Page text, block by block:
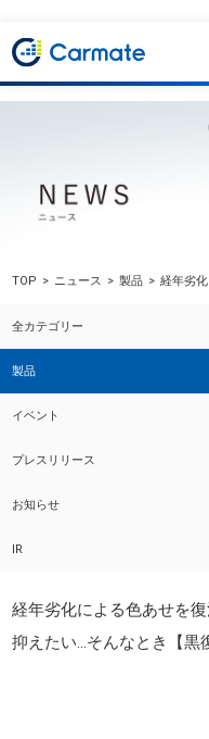
TOP ニュース 製品 経年劣
全カテゴリー
製品
イベント
プレスリリース
お知らせ
IR
経年劣化による色あせを
抑えたい...そんなとき【黒